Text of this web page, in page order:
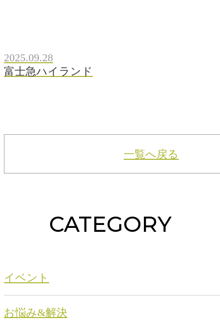
2025.09.28
富士急ハイランド
一覧へ戻る
CATEGORY
イベント
お悩み&解決